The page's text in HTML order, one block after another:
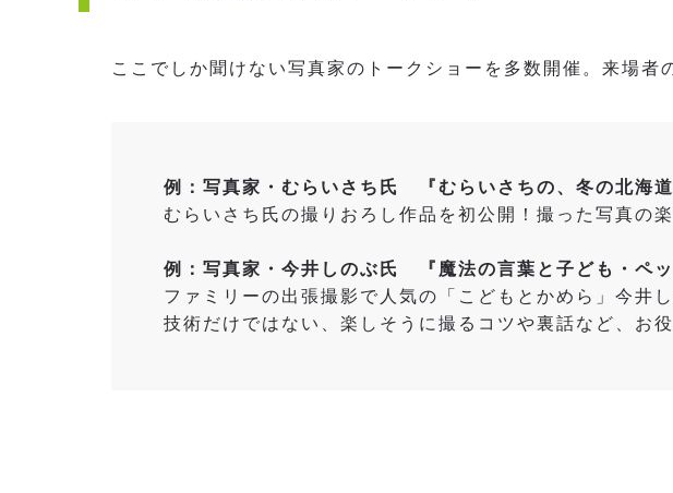
ここでしか聞けない写真家のトークショーを多数開催。来場
例：写真家・むらいさち氏 『むらいさちの、冬の北海道
むらいさち氏の撮りおろし作品を初公開！撮った写真の
例：写真家・今井しのぶ氏 『魔法の言葉と子ども・ペッ
ファミリーの出張撮影で人気の「こどもとかめら」今井
技術だけではない、楽しそうに撮るコツや裏話など、お